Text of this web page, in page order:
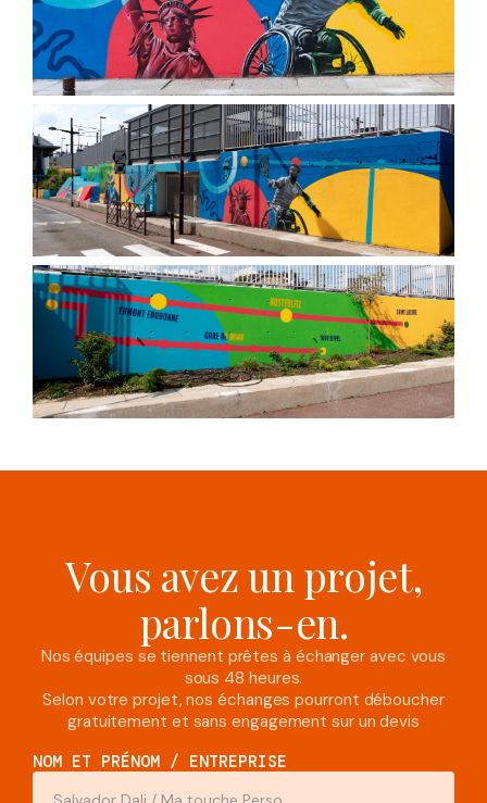
Vous avez un projet,
parlons-en.
Nos équipes se tiennent prêtes à échanger avec vous
sous 48 heures.
Selon votre projet, nos échanges pourront déboucher
gratuitement et sans engagement sur un devis
NOM ET PRÉNOM / ENTREPRISE